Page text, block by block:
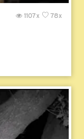
78x
1107x